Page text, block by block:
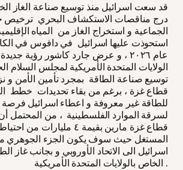
قد سعت اسرائيل منذ توسيع صناعة الغاز
درج مناقصات الاستكشاف البحري ترخيص
الجماعية و استخراج الغاز من المياه
استحوذت عليها اسرائيل في دافوس في
عام ٢٠٢٦ ، و عرض جارد كاشور رؤية
الولايات المتحدة الأمريكية لمجلس
توسيع صناعة الطاقة بمجرد تأمين الأمن و
قطاع غزة ، برغم من بقاء تحديدات خطط
للطاقة غير معروفة و اعطاء اسرائيل فرصة
لسرقة الموارد الفلسطينية ، من المحتمل
قطاع غزة مارين بقيمة ٤ مليارات
المستغل حيث سوف يكون الجزء الجوهري
اسرائيل الى الاتحاد الأوروبي و بجانب غاز
الخاص بالولايات المتحدة الأمريكية .